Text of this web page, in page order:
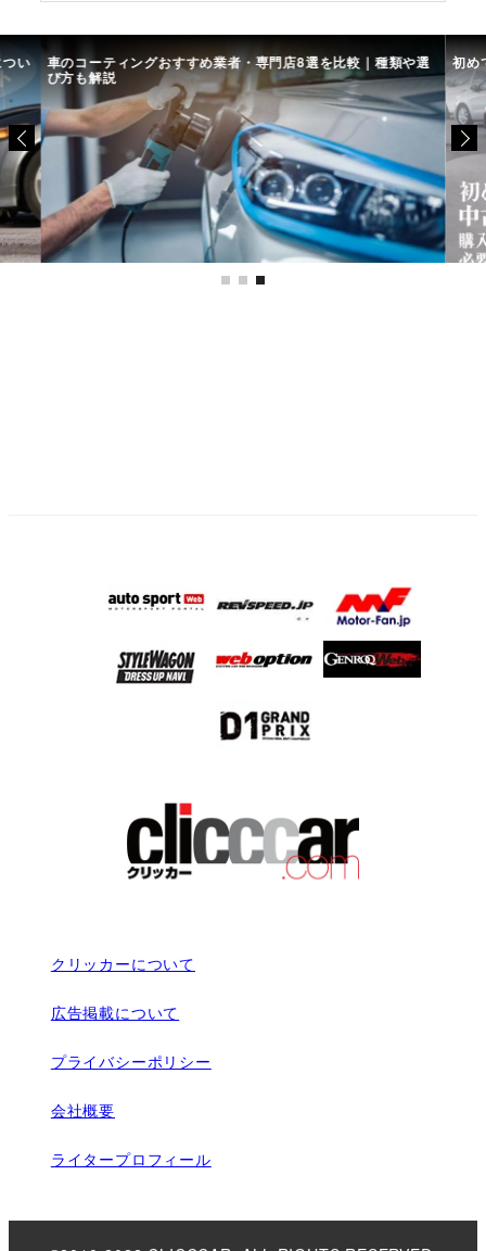
い 車のコーティングおすすめ業者・専門店8選を比較｜種類や選
び方も解説
初め
クリッカーについて
広告掲載について
プライバシーポリシー
会社概要
ライタープロフィール